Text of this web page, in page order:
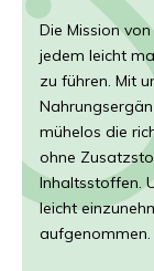
Die Mission
jedem leicht
zu führen. Mit
mühelos die
ohne
Inhaltsstoffen.
leicht
aufgenommen.